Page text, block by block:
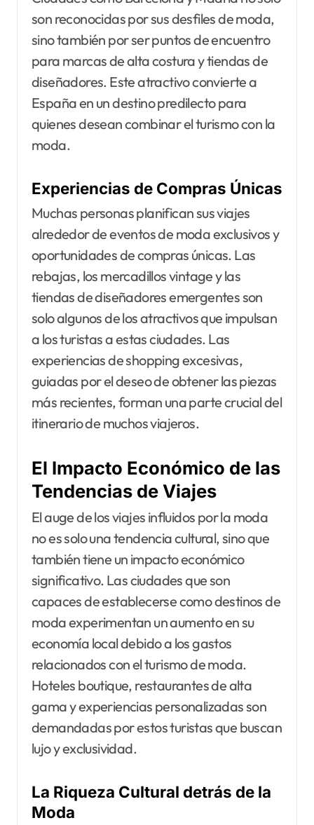
son reconocidas por sus desfiles de moda,
sino también por ser puntos de encuentro
para marcas de alta costura y tiendas de
diseñadores. Este atractivo convierte a
España en un destino predilecto para
quienes desean combinar el turismo con la
moda.
Experiencias de Compras Únicas
Muchas personas planifican sus viajes
alrededor de eventos de moda exclusivos y
oportunidades de compras únicas. Las
rebajas, los mercadillos vintage y las
tiendas de diseñadores emergentes son
solo algunos de los atractivos que impulsan
a los turistas a estas ciudades. Las
experiencias de shopping excesivas,
guiadas por el deseo de obtener las piezas
más recientes, forman una parte crucial del
itinerario de muchos viajeros.
El Impacto Económico de las
Tendencias de Viajes
El auge de los viajes influidos por la moda
no es solo una tendencia cultural, sino que
también tiene un impacto económico
significativo. Las ciudades que son
capaces de establecerse como destinos de
moda experimentan un aumento en su
economía local debido a los gastos
relacionados con el turismo de moda.
Hoteles boutique, restaurantes de alta
gama y experiencias personalizadas son
demandadas por estos turistas que buscan
lujo y exclusividad.
La Riqueza Cultural detrás de la
Moda